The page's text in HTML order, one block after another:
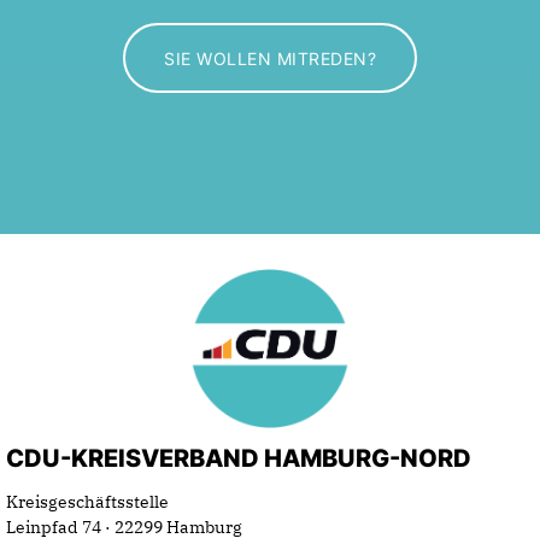
SIE WOLLEN MITREDEN?
CDU-KREISVERBAND HAMBURG-NORD
Kreisgeschäftsstelle
Leinpfad 74 · 22299 Hamburg